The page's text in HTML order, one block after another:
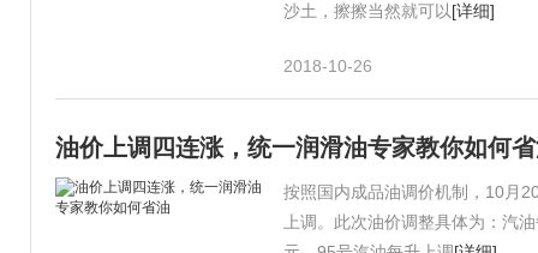
沙土，擦擦当然就可以[详细]
2018-10-26
油价上调四连涨，统一润滑油专家教你如何
按照国内成品油调价机制，10月
上调。此次油价调整具体为：汽